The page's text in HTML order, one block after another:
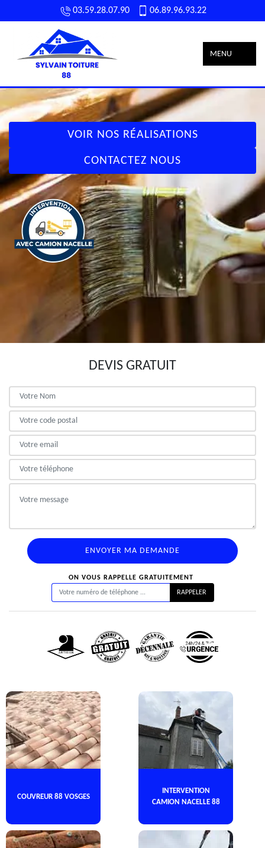
03.59.28.07.90 06.89.96.93.22
MENU
VOIR NOS RÉALISATIONS
CONTACTEZ NOUS
DEVIS GRATUIT
ON VOUS RAPPELLE GRATUITEMENT
COUVREUR 88 VOSGES
INTERVENTION
CAMION NACELLE 88